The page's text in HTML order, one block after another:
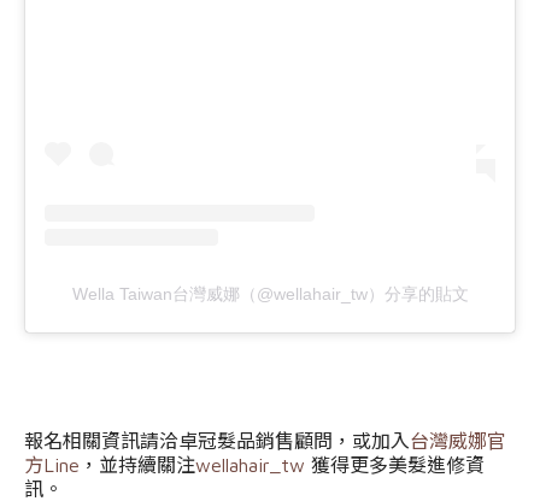
Wella Taiwan台灣威娜（@wellahair_tw）分享的貼文
報名相關資訊請洽卓冠髮品銷售顧問，或加入台灣威娜官
方Line ，並持續關注wellahair_tw 獲得更多美髮進修資
訊。